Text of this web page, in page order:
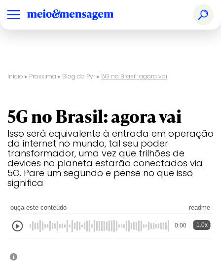
Início ▸ Proxxima ▸ Blog do Pyr▸ 5G no Brasil: agora vai
5G no Brasil: agora vai
Isso será equivalente à entrada em operação
da internet no mundo, tal seu poder
transformador, uma vez que trilhões de
devices no planeta estarão conectados via
5G. Pare um segundo e pense no que isso
significa
ouça este conteúdo readme
0:00 1.0x
i